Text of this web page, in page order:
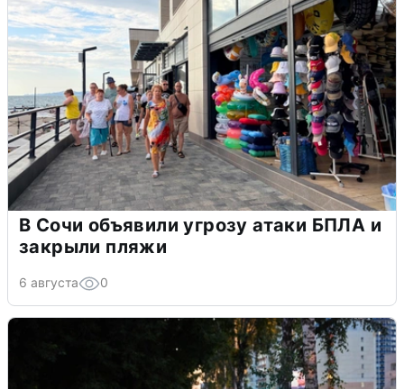
В Сочи объявили угрозу атаки БПЛА и
закрыли пляжи
6 августа 0